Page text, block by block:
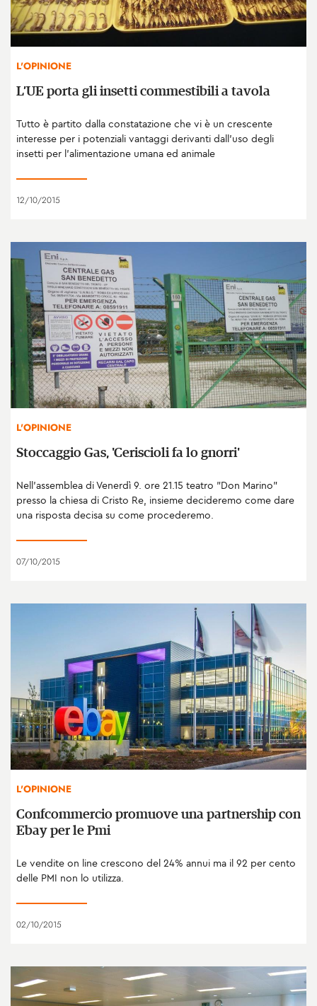
L'OPINIONE
L’UE porta gli insetti commestibili a tavola
Tutto è partito dalla constatazione che vi è un crescente
interesse per i potenziali vantaggi derivanti dall’uso degli
insetti per l’alimentazione umana ed animale
12/10/2015
L'OPINIONE
Stoccaggio Gas, 'Ceriscioli fa lo gnorri'
Nell'assemblea di Venerdì 9. ore 21.15 teatro "Don Marino"
presso la chiesa di Cristo Re, insieme decideremo come dare
una risposta decisa su come procederemo.
07/10/2015
L'OPINIONE
Confcommercio promuove una partnership con
Ebay per le Pmi
Le vendite on line crescono del 24% annui ma il 92 per cento
delle PMI non lo utilizza.
02/10/2015